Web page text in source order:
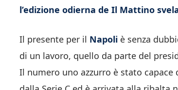
l’edizione odierna de Il Mattino
Il presente per il Napoli è senza
di un lavoro, quello da parte del
Il numero uno azzurro è stato capace